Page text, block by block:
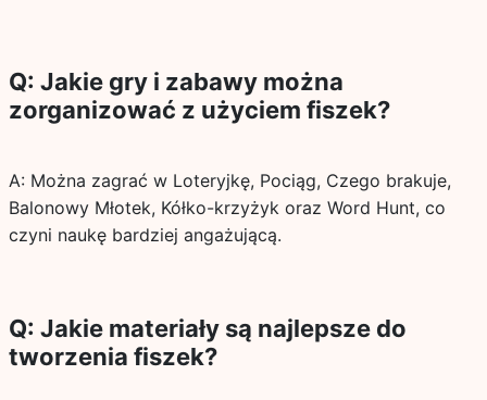
Q: Jakie gry i zabawy można
zorganizować z użyciem fiszek?
A: Można zagrać w Loteryjkę, Pociąg, Czego brakuje,
Balonowy Młotek, Kółko-krzyżyk oraz Word Hunt, co
czyni naukę bardziej angażującą.
Q: Jakie materiały są najlepsze do
tworzenia fiszek?